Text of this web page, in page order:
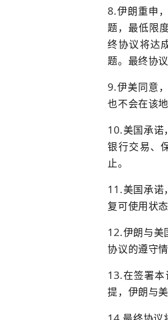
伊朗重申
题，最低限
终协议将达
题。最终协
伊美同意
也不会在该
美国承诺
银行交易、
止。
美国承诺
复可使用状
伊朗与美
协议的遵守情
在签署
提，伊朗与